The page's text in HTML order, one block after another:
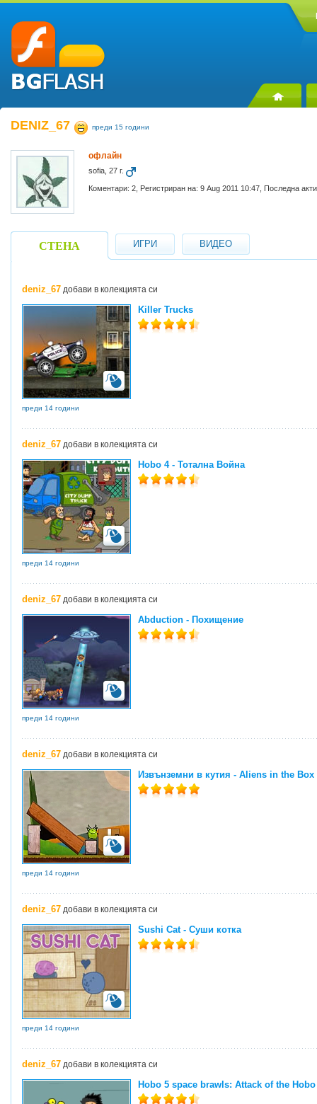
DENIZ_67 преди 15 години
офлайн
sofia, 27 г.
Коментари: 2, Регистриран на: 9 Aug 2011 10:47, Последна
СТЕНА ИГРИ ВИДЕО
deniz_67 добави в колекцията си
Killer Trucks
преди 14 години
deniz_67 добави в колекцията си
Hobo 4 - Тотална Война
преди 14 години
deniz_67 добави в колекцията си
Abduction - Похищение
преди 14 години
deniz_67 добави в колекцията си
Извънземни в кутия - Aliens in the Box
преди 14 години
deniz_67 добави в колекцията си
Sushi Cat - Суши котка
преди 14 години
deniz_67 добави в колекцията си
Hobo 5 space brawls: Attack of the